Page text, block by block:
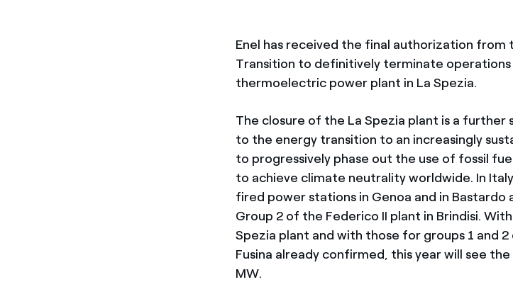
Enel has received the final authorization from
Transition to definitively terminate
thermoelectric power plant in La Spezia.
The closure of the La Spezia plant is a further
to the energy transition to an increasingly
to progressively phase out the use of fossil
to achieve climate neutrality worldwide. In
fired power stations in Genoa and in
Group 2 of the Federico II plant in Brindisi.
Spezia plant and with those for groups 1 and
Fusina already confirmed, this year will see
MW.